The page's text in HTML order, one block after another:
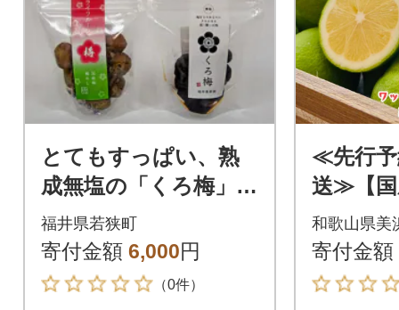
とてもすっぱい、熟
成無塩の「くろ梅」と
「ドライフルーツ
梅」の合計2袋セット
福井県若狭町
寄付金額 6,000円
（0件）
≪先行予
送≫【国
山 有田
和歌山県美
寄付金額